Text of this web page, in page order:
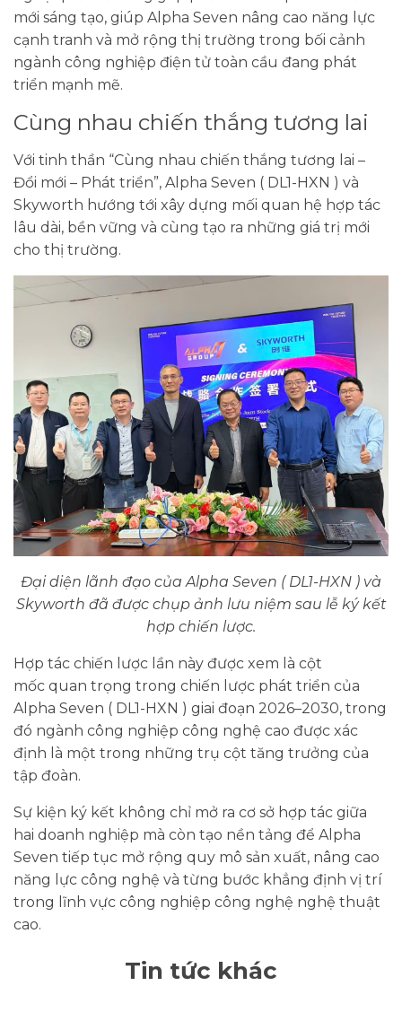
mới sáng tạo, giúp Alpha Seven nâng cao năng lực
cạnh tranh và mở rộng thị trường trong bối cảnh
ngành công nghiệp điện tử toàn cầu đang phát
triển mạnh mẽ.
Cùng nhau chiến thắng tương lai
Với tinh thần “Cùng nhau chiến thắng tương lai –
Đổi mới – Phát triển”, Alpha Seven ( DL1-HXN ) và
Skyworth hướng tới xây dựng mối quan hệ hợp tác
lâu dài, bền vững và cùng tạo ra những giá trị mới
cho thị trường.
Đại diện lãnh đạo của Alpha Seven ( DL1-HXN ) và
Skyworth đã được chụp ảnh lưu niệm sau lễ ký kết
hợp chiến lược.
Hợp tác chiến lược lần này được xem là cột
mốc quan trọng trong chiến lược phát triển của
Alpha Seven ( DL1-HXN ) giai đoạn 2026–2030, trong
đó ngành công nghiệp công nghệ cao được xác
định là một trong những trụ cột tăng trưởng của
tập đoàn.
Sự kiện ký kết không chỉ mở ra cơ sở hợp tác giữa
hai doanh nghiệp mà còn tạo nền tảng để Alpha
Seven tiếp tục mở rộng quy mô sản xuất, nâng cao
năng lực công nghệ và từng bước khẳng định vị trí
trong lĩnh vực công nghiệp công nghệ nghệ thuật
cao.
Tin tức khác